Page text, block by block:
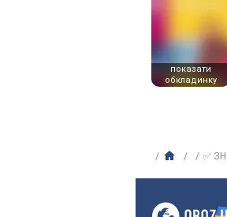
показати
обкладинку
✅